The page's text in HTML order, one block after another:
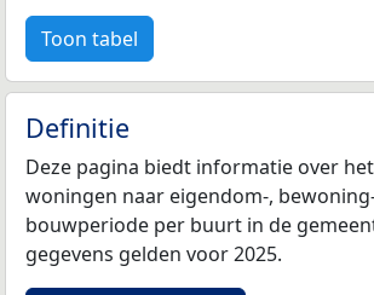
Toon tabel
Definitie
Deze pagina biedt informatie over
woningen naar eigendom-,
bouwperiode per buurt in de
gegevens gelden voor 2025.